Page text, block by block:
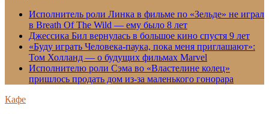
Исполнитель роли Линка в фильме по «Зельде» не играл
в Breath Of The Wild — ему было 8 лет
Джессика Бил вернулась в большое кино спустя 9 лет
«Буду играть Человека-паука, пока меня приглашают»:
Том Холланд — о будущих фильмах Marvel
Исполнителю роли Сэма во «Властелине колец»
пришлось продать дом из-за маленького гонорара
Кафе